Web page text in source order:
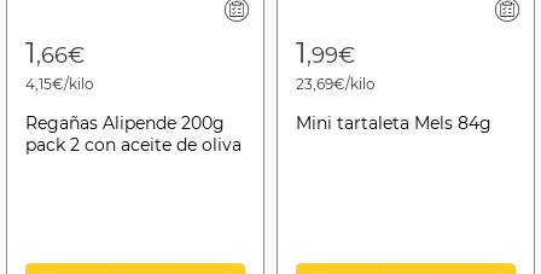
1,66€
4,15€/kilo
Regañas Alipende 200g
pack 2 con aceite de oliva
1,99€
23,69€/kilo
Mini tartaleta Mels 84g